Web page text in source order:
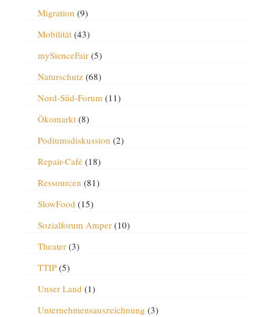
Migration (9)
Mobilität(43)
mySienceFair(5)
Naturschutz(68)
Nord-Süd-Forum(11)
Ökomarkt(8)
Podiumsdiskussion (2)
Repair-Café(18)
Ressourcen (81)
SlowFood (15)
Sozialforum Amper(10)
Theater(3)
TTIP(5)
Unser Land (1)
Unternehmensauszeichnung (3)